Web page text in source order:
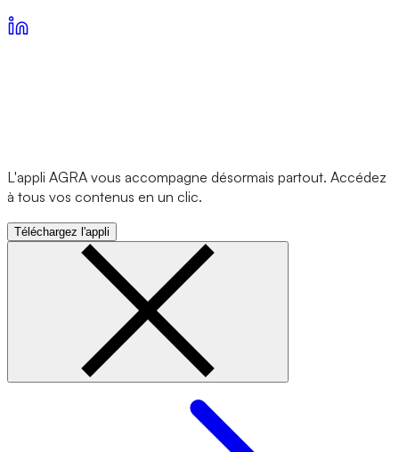
L'appli AGRA vous accompagne désormais partout. Accédez
à tous vos contenus en un clic.
Téléchargez l'appli